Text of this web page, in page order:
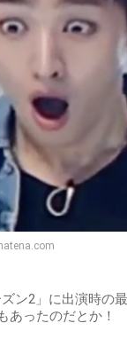
ズン2」に出演時の
あったのだとか！